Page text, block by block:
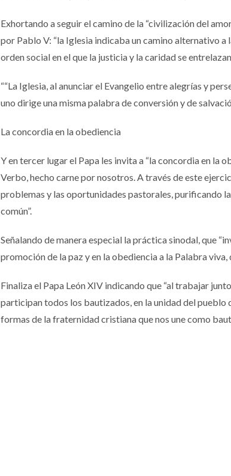
Exhortando a seguir el camino de la “civilización del
por Pablo V: “la Iglesia indicaba un camino alternativo
orden social en el que la justicia y la caridad se
““La Iglesia, al anunciar el Evangelio entre alegrías y
uno dirige una misma palabra de conversión y de
La concordia en la obediencia
Y en tercer lugar el Papa les invita a “la concordia en la
Verbo, hecho carne por nosotros. A través de este
problemas y las oportunidades pastorales, purificando
común”.
Señalando de manera especial la práctica sinodal, que
promoción de la paz y en la obediencia a la Palabra viva,
Finaliza el Papa León XIV indicando que “al trabajar
participan todos los bautizados, en la unidad del pueblo
formas de la fraternidad cristiana que nos une como